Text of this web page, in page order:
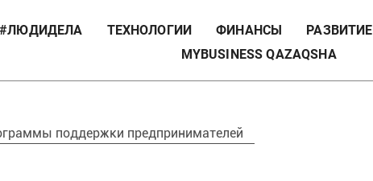
#ЛЮДИДЕЛА ТЕХНОЛОГИИ ФИНАНСЫ РАЗВИТИЕ
MYBUSINESS QAZAQSHA
поддержки предпринимателей